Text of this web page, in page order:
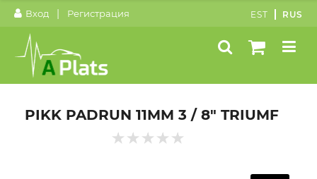
Вход | Регистрация EST RUS
PIKK PADRUN 11MM 3 / 8" TRIUMF